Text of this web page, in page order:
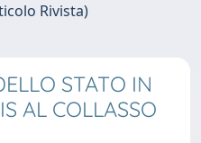
Rivista)
STATO IN
AL COLLASSO